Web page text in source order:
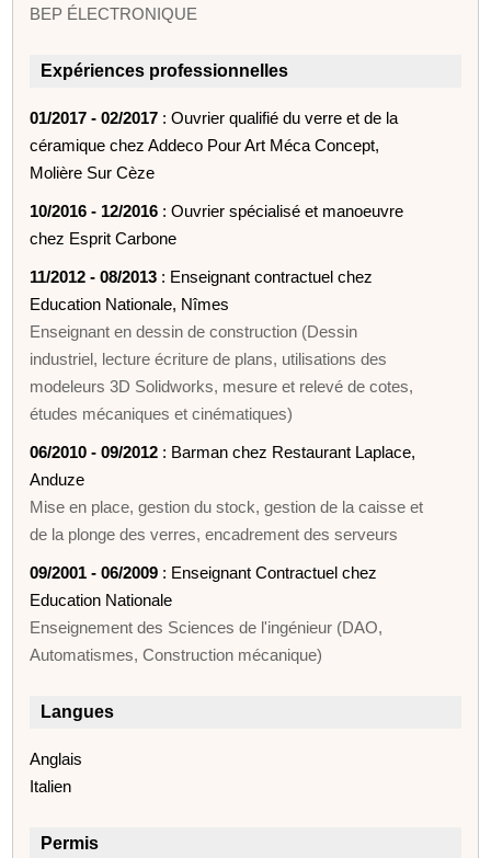
BEP ÉLECTRONIQUE
Expériences professionnelles
01/2017 - 02/2017 : Ouvrier qualifié du verre et de la
céramique chez Addeco Pour Art Méca Concept,
Molière Sur Cèze
10/2016 - 12/2016 : Ouvrier spécialisé et manoeuvre
chez Esprit Carbone
11/2012 - 08/2013 : Enseignant contractuel chez
Education Nationale, Nîmes
Enseignant en dessin de construction (Dessin
industriel, lecture écriture de plans, utilisations des
modeleurs 3D Solidworks, mesure et relevé de cotes,
études mécaniques et cinématiques)
06/2010 - 09/2012 : Barman chez Restaurant Laplace,
Anduze
Mise en place, gestion du stock, gestion de la caisse et
de la plonge des verres, encadrement des serveurs
09/2001 - 06/2009 : Enseignant Contractuel chez
Education Nationale
Enseignement des Sciences de l'ingénieur (DAO,
Automatismes, Construction mécanique)
Langues
Anglais
Italien
Permis